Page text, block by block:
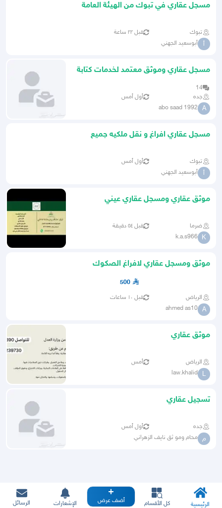
مسجل عقاري في تبوك من الهيئة العامة
تبوك قبل ٢٢ ساعة
أ أبوسعيد الجهني
مسجل عقاري وموثق معتمد لخدمات كتابة
14
جده
أول أمس
A
abo saad 1992
مسجل عقاري افراغ و نقل ملكيه جميع
تبوك أول أمس
أ أبوسعيد الجهني
موثق عقاري ومسجل عقاري عيني
ضرما قبل ٥٤ دقيقة
K
k.a.s966
موثق ومسجل عقاري لافراغ الصكوك
500
الرياض قبل ١٠ ساعات
A
ahmed as10
موثق عقاري
الرياض أمس
L
law.khalid
تسجيل عقاري
جده أول أمس
م محام ومو ثق نايف الزهراني
الرئيسية كل الأقسام أضف عرض الإشعارات الرسائل